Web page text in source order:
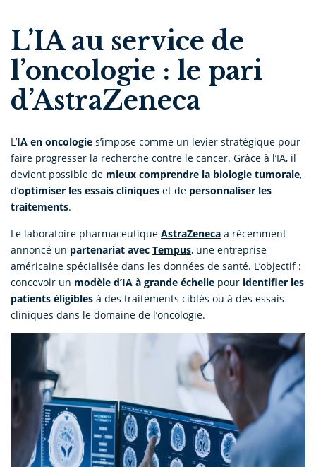
L’IA au service de
l’oncologie : le pari
d’AstraZeneca
L’IA en oncologie s’impose comme un levier stratégique pour
faire progresser la recherche contre le cancer. Grâce à l’IA, il
devient possible de mieux comprendre la biologie tumorale,
d’optimiser les essais cliniques et de personnaliser les
traitements.
Le laboratoire pharmaceutique AstraZeneca a récemment
annoncé un partenariat avec Tempus, une entreprise
américaine spécialisée dans les données de santé. L’objectif :
concevoir un modèle d’IA à grande échelle pour identifier les
patients éligibles à des traitements ciblés ou à des essais
cliniques dans le domaine de l’oncologie.